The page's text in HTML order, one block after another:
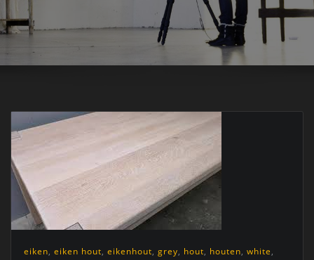
eiken, eiken hout, eikenhout, grey, hout, houten, white,